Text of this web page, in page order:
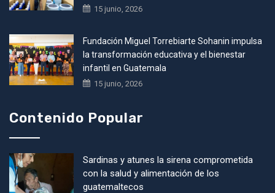
15 junio, 2026
Fundación Miguel Torrebiarte Sohanin impulsa
la transformación educativa y el bienestar
infantil en Guatemala
15 junio, 2026
Contenido Popular
Sardinas y atunes la sirena comprometida
con la salud y alimentación de los
guatemaltecos